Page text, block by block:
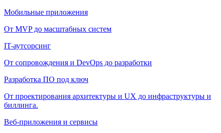
Мобильные приложения
От MVP до масштабных систем
IT-аутсорсинг
От сопровождения и DevOps до разработки
Разработка ПО под ключ
От проектирования архитектуры и UX до инфраструктуры и
биллинга.
Веб-приложения и сервисы